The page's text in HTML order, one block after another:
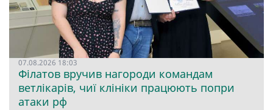
07.08.2026 18:03
Філатов вручив нагороди командам
ветлікарів, чиї клініки працюють попри
атаки рф